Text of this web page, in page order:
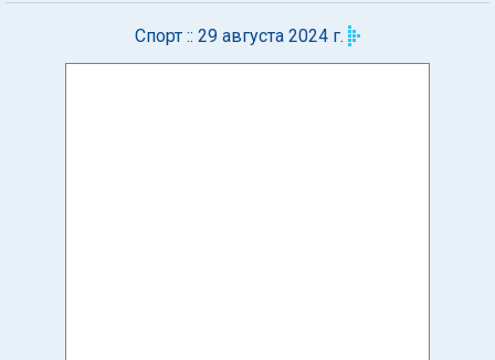
Спорт :: 29 августа 2024 г.